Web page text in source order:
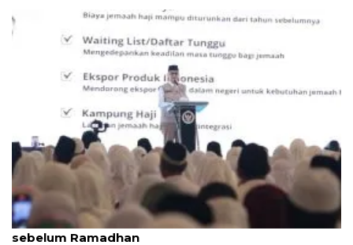
Kemenhaj upayakan beras haji bisa dikirim ke Saudi
sebelum Ramadhan